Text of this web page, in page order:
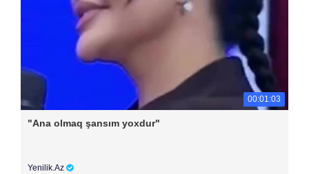
00:01:03
"Ana olmaq şansım yoxdur"
Yenilik.Az